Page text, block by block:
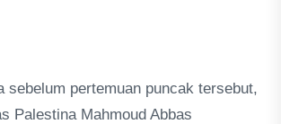
sebelum pertemuan puncak tersebut,
Palestina Mahmoud Abbas